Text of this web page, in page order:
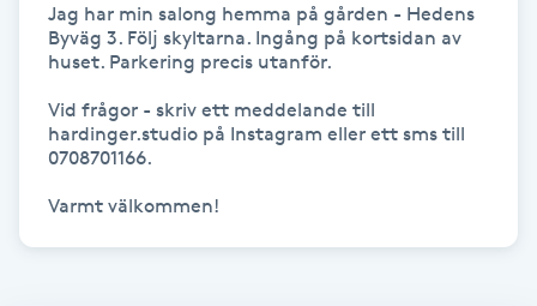
Gellack med förstärkning
Gravidyoga
Jag har min salong hemma på gården - Hedens
Byväg 3. Följ skyltarna. Ingång på kortsidan av
huset. Parkering precis utanför.
Vid frågor - skriv ett meddelande till
hardinger.studio på Instagram eller ett sms till
0708701166.
Varmt välkommen!